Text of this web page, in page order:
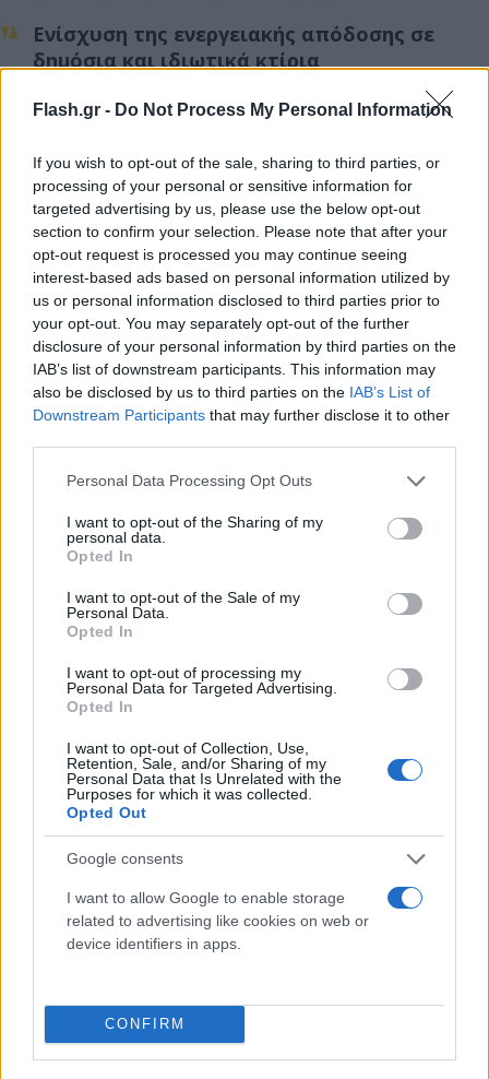
Flash.gr - Do Not Process My Personal Information
If you wish to opt-out of the sale, sharing to third parties, or
processing of your personal or sensitive information for
targeted advertising by us, please use the below opt-out
section to confirm your selection. Please note that after your
opt-out request is processed you may continue seeing
interest-based ads based on personal information utilized by
us or personal information disclosed to third parties prior to
your opt-out. You may separately opt-out of the further
disclosure of your personal information by third parties on the
IAB’s list of downstream participants. This information may
also be disclosed by us to third parties on the IAB’s List of
Downstream Participants that may further disclose it to other
Please note that this website/app uses one or more Google
not limited to your visit or usage behaviour. You may click to
grant or deny consent to Google and its third-party tags to
use your data for below specified purposes in below Google
consent section.
Personal Data Processing Opt Outs
I want to opt-out of the Sharing of my
personal data.
Opted In
I want to opt-out of the Sale of my
Personal Data.
Opted In
I want to opt-out of processing my
Personal Data for Targeted Advertising.
Opted In
I want to opt-out of Collection, Use,
Retention, Sale, and/or Sharing of my
Personal Data that Is Unrelated with the
Purposes for which it was collected.
Opted Out
Google consents
I want to allow Google to enable storage
related to advertising like cookies on web or
device identifiers in apps.
CONFIRM
Ενίσχυση της ενεργειακής απόδοσης σε
δημόσια και ιδιωτικά κτίρια
Ιταλία
Χαμηλότερες θερμοκρασίες και μείωση των
ωρών θέρμανσης στα σπίτια και τα γραφεία
κατά τη διάρκεια του χειμώνα, ώστε να
μειωθεί το φυσικό αέριο που
χρησιμοποιείται για θέρμανση κατά
περισσότερο από 10%
Μείωση του φωτισμού των δημόσιων χώρων
και των καταστημάτων τη νύχτα
φυσικού αερίου που χρησιμοποιείται για
την παραγωγή ηλεκτρικής ενέργειας
Παύση λειτουργίας των εργοστασίων μπορεί
να αποτελέσει μέρος του σχεδίου, αλλά
αρκετές ενεργοβόρες βιομηχανίες
περιορίζουν ήδη τις δραστηριότητές τους
λόγω της εκτίναξης του κόστους
Περιορίζεται το κλιματιστικό στους 27°C
στα δημόσια κτίρια και στις περισσότερες
επιχειρήσεις, καθώς και στα αεροδρόμια και
τους σιδηροδρομικούς σταθμούς.
Καθορισμός της θέρμανσης στους 19°C το
χειμώνα, με εξαιρέσεις τα δωμάτια
κομμωτήρια, τα γυμναστήρια, τα σχολεία
και τα νοσοκομεία.